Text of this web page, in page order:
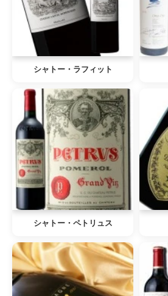
シャトー・ラフィット
シャトー・ペトリュス